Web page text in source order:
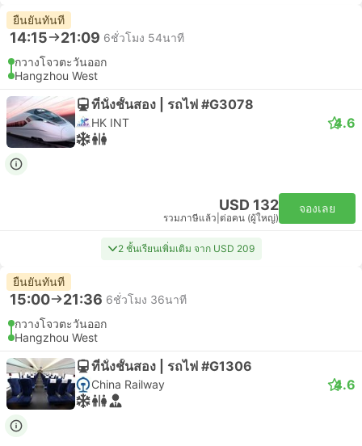
ยืนยันทันที
14:15 21:09 6ชั่วโมง 54นาที
กวางโจวตะวันออก
Hangzhou West
ที่นั่งชั้นสอง | รถไฟ #G3078
HK INT 4.6
USD 132
รวมภาษีแล้ว ต่อคน (ผู้ใหญ่)
จองเลย
2 ชั้นเรียนเพิ่มเติม จาก USD 209
ยืนยันทันที
15:00 21:36 6ชั่วโมง 36นาที
กวางโจวตะวันออก
Hangzhou West
ที่นั่งชั้นสอง | รถไฟ #G1306
China Railway 4.6